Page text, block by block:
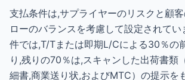
支払条件は,サプライヤーのリスクと顧
ローのバランスを考慮して設定されて
件では,T/Tまたは即期L/Cによる30％の
り,残りの70％は,スキャンした出荷書類
細書,商業送り状,およびMTC）の提示を